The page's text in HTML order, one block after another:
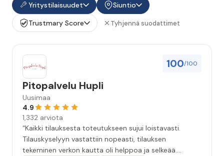
Yritystilaisuudet
Siuntio
Trustmary Score
Tyhjennä suodattimet
100/100
Pitopalvelu Hupli
Uusimaa
4.9
1,332 arviota
“Kaikki tilauksesta toteutukseen sujui loistavasti.
Tilauskyselyyn vastattiin nopeasti, tilauksen
tekeminen verkon kautta oli helppoa ja selkeää.